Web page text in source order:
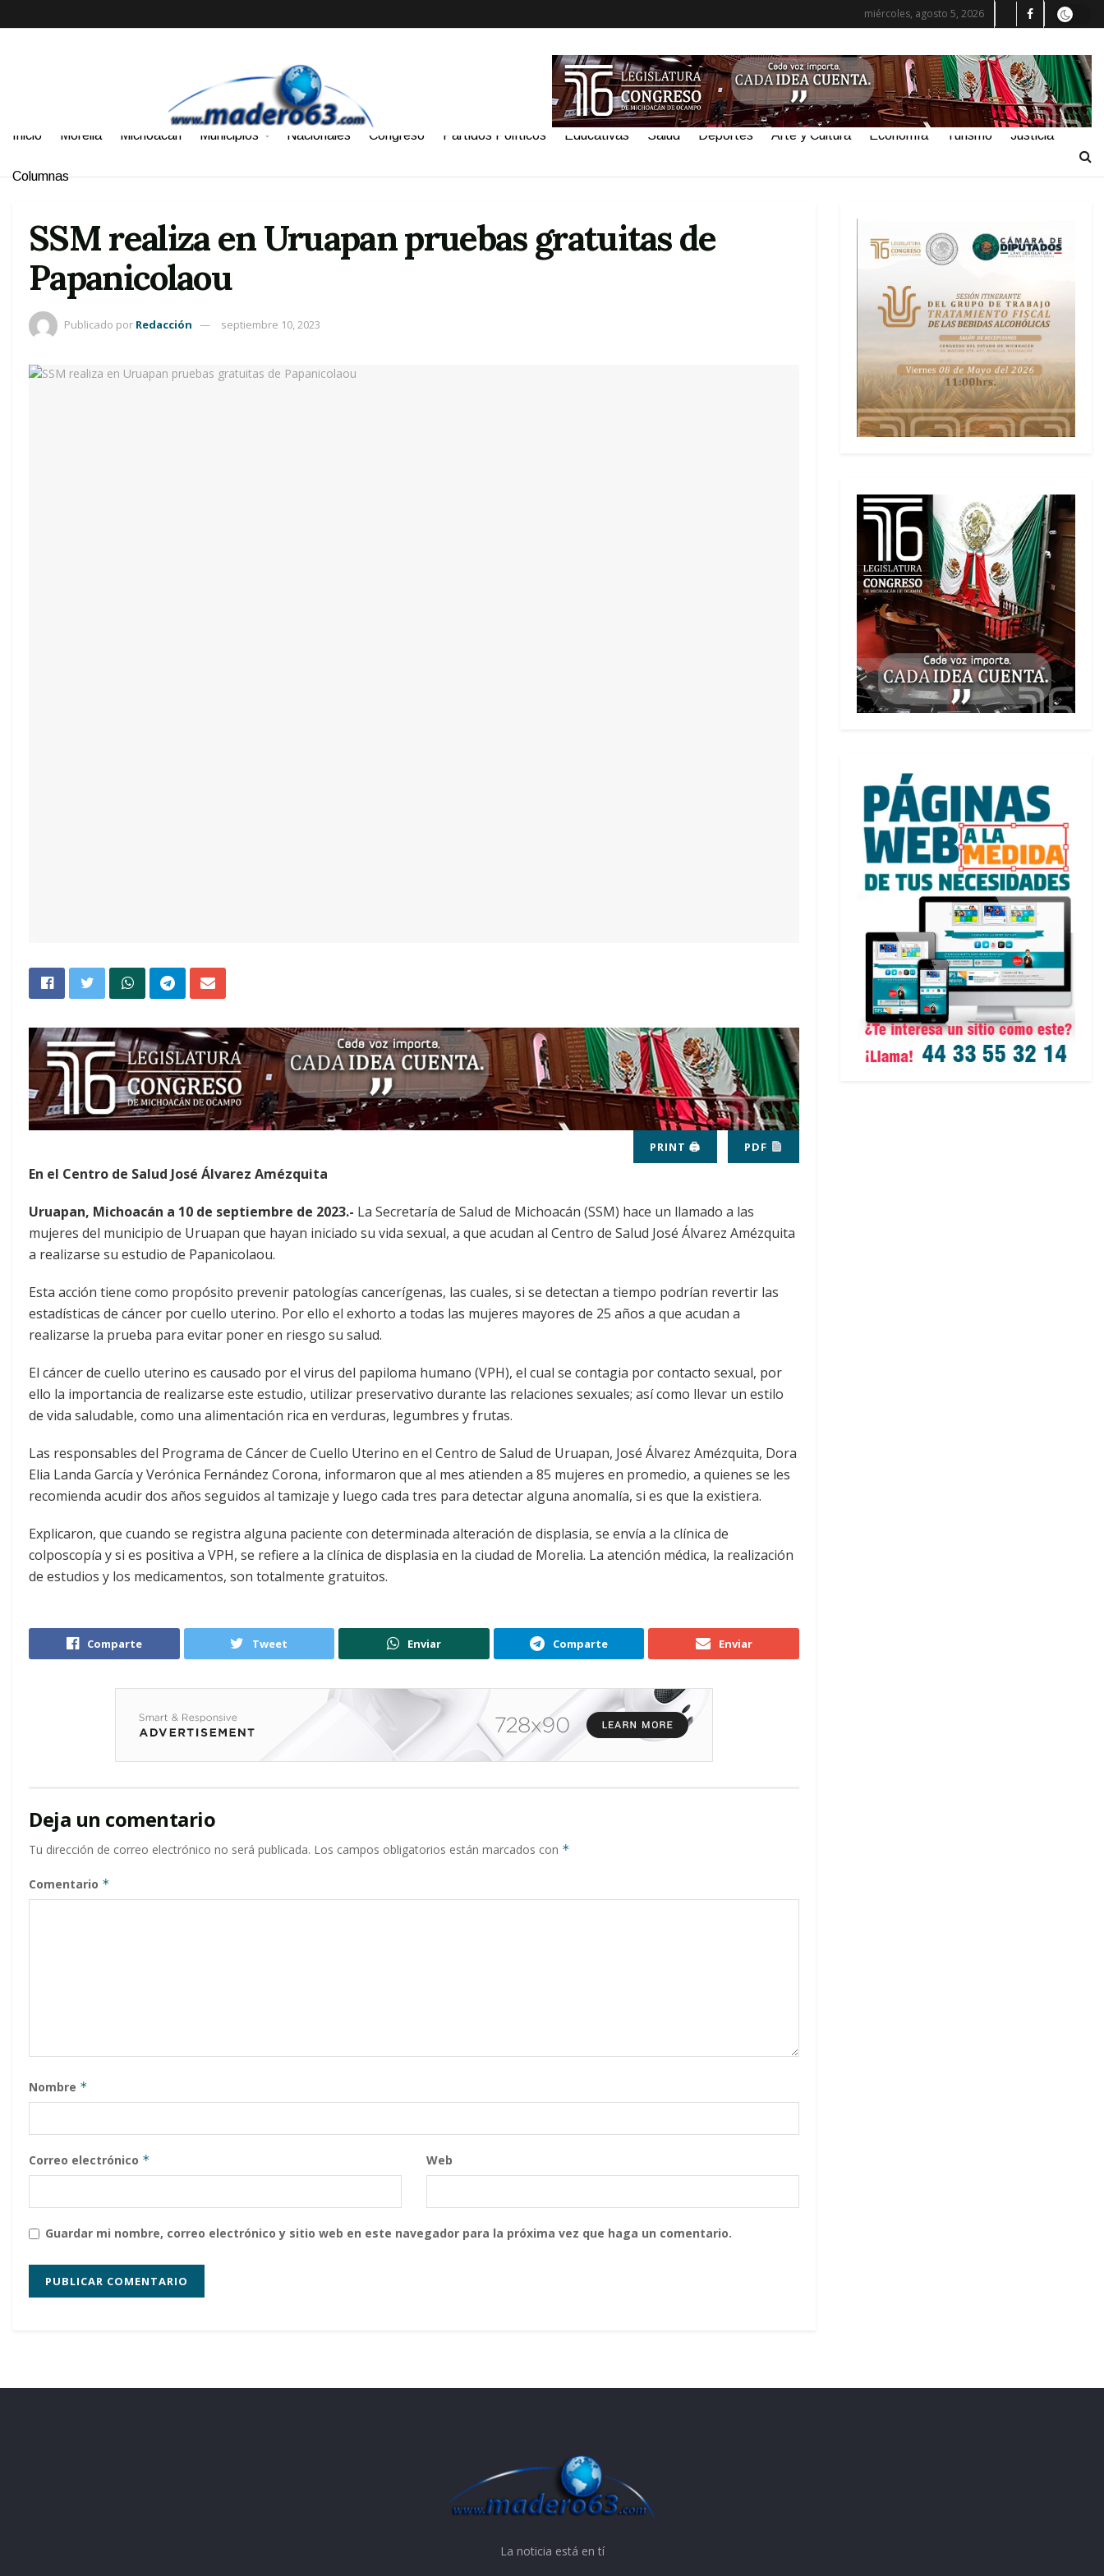
miércoles, agosto 5, 2026
Inicio Morelia Michoacán Municipios Nacionales Congreso Partidos Políticos Educativas Salud Deportes Arte y Cultura Economía Turismo Justicia
Columnas
SSM realiza en Uruapan pruebas gratuitas de
Papanicolaou
Publicado por Redacción septiembre 10, 2023
PRINT 🖨 PDF
En el Centro de Salud José Álvarez Amézquita
Uruapan, Michoacán a 10 de septiembre de 2023.- La Secretaría de Salud de Michoacán (SSM) hace un llamado a las
mujeres del municipio de Uruapan que hayan iniciado su vida sexual, a que acudan al Centro de Salud José Álvarez Amézquita
a realizarse su estudio de Papanicolaou.
Esta acción tiene como propósito prevenir patologías cancerígenas, las cuales, si se detectan a tiempo podrían revertir las
estadísticas de cáncer por cuello uterino. Por ello el exhorto a todas las mujeres mayores de 25 años a que acudan a
realizarse la prueba para evitar poner en riesgo su salud.
El cáncer de cuello uterino es causado por el virus del papiloma humano (VPH), el cual se contagia por contacto sexual, por
ello la importancia de realizarse este estudio, utilizar preservativo durante las relaciones sexuales; así como llevar un estilo
de vida saludable, como una alimentación rica en verduras, legumbres y frutas.
Las responsables del Programa de Cáncer de Cuello Uterino en el Centro de Salud de Uruapan, José Álvarez Amézquita, Dora
Elia Landa García y Verónica Fernández Corona, informaron que al mes atienden a 85 mujeres en promedio, a quienes se les
recomienda acudir dos años seguidos al tamizaje y luego cada tres para detectar alguna anomalía, si es que la existiera.
Explicaron, que cuando se registra alguna paciente con determinada alteración de displasia, se envía a la clínica de
colposcopía y si es positiva a VPH, se refiere a la clínica de displasia en la ciudad de Morelia. La atención médica, la realización
de estudios y los medicamentos, son totalmente gratuitos.
Comparte Tweet Enviar Comparte Enviar
Deja un comentario
Tu dirección de correo electrónico no será publicada. Los campos obligatorios están marcados con *
Comentario *
Nombre *
Correo electrónico * Web
Guardar mi nombre, correo electrónico y sitio web en este navegador para la próxima vez que haga un comentario.
La noticia está en tí